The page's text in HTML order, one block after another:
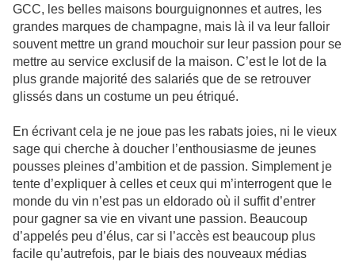
GCC, les belles maisons bourguignonnes et autres, les
grandes marques de champagne, mais là il va leur falloir
souvent mettre un grand mouchoir sur leur passion pour se
mettre au service exclusif de la maison. C’est le lot de la
plus grande majorité des salariés que de se retrouver
glissés dans un costume un peu étriqué.
En écrivant cela je ne joue pas les rabats joies, ni le vieux
sage qui cherche à doucher l’enthousiasme de jeunes
pousses pleines d’ambition et de passion. Simplement je
tente d’expliquer à celles et ceux qui m’interrogent que le
monde du vin n’est pas un eldorado où il suffit d’entrer
pour gagner sa vie en vivant une passion. Beaucoup
d’appelés peu d’élus, car si l’accès est beaucoup plus
facile qu’autrefois, par le biais des nouveaux médias